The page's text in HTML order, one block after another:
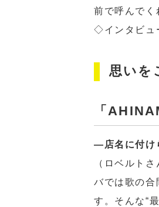
前で呼んでく
◇インタビュ
思いを
「
―店名に付け
（ロベルト
バでは歌の合
す。そんな“